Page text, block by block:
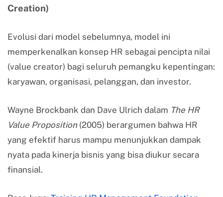
Creation)
Evolusi dari model sebelumnya, model ini
memperkenalkan konsep HR sebagai pencipta nilai
(value creator) bagi seluruh pemangku kepentingan:
karyawan, organisasi, pelanggan, dan investor.
Wayne Brockbank dan Dave Ulrich dalam The HR
Value Proposition(2005) berargumen bahwa HR
yang efektif harus mampu menunjukkan dampak
nyata pada kinerja bisnis yang bisa diukur secara
finansial.